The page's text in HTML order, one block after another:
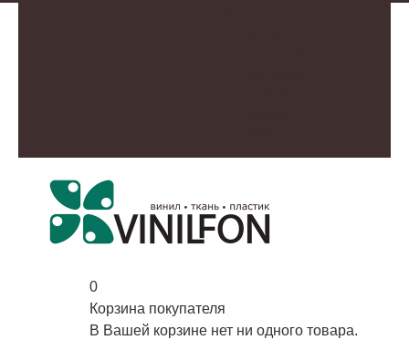
0
Корзина покупателя
В Вашей корзине нет ни одного товара.